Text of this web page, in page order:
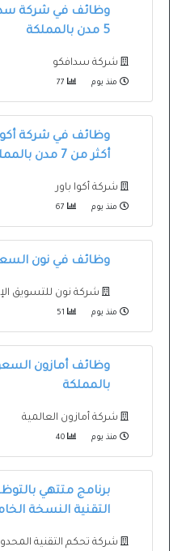
وظائف في شركة
5 مدن بالمملكة
شركة سدافكو
منذ يوم
وظائف في شركة أكوا
أكثر من 7 مدن بالمملكة
شركة أكوا باور
منذ يوم
وظائف في نون
شركة نون للتسويق
منذ يوم
وظائف أمازون
بالمملكة
شركة أمازون العالمية
منذ يوم
برنامج متتهي
التقنية النسخة
شركة تحكم التقنية